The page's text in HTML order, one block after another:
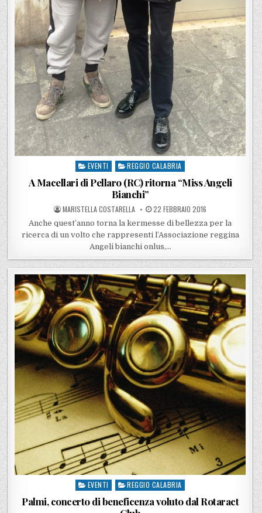
Posted in
EVENTI REGGIO CALABRIA
A Macellari di Pellaro (RC) ritorna “Miss Angeli
Bianchi”
POSTED BY
MARISTELLA COSTARELLA POSTED ON
22 FEBBRAIO 2016
Anche quest’anno torna la kermesse di bellezza per la
ricerca di un volto che rappresenti l’Associazione reggina
Angeli bianchi onlus,…
Posted in
EVENTI REGGIO CALABRIA
Palmi, concerto di beneficenza voluto dal Rotaract